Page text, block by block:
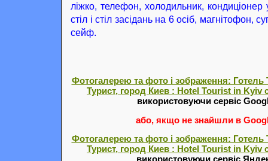
ліжко, телефон, холодильник, кондиціонер
стіл і стіл засідань на 6 осіб, магнітофон,
сейф.
Фотогалерею та фото і зображення: Готель
Турист, город Киев : Hotel Tourist in Kyiv
використовуючи сервіс
або, якщо не знайшли в
Фотогалерею та фото і зображення: Готель
Турист, город Киев : Hotel Tourist in Kyiv